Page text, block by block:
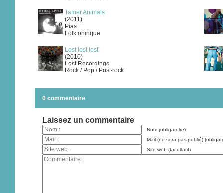
Tamer Animals
(2011)
Pias
Folk onirique
Lost lost lost
(2010)
Lost Recordings
Rock / Pop / Post-rock
0 commentaire
Laissez un commentaire
Nom (obligatoire)
Mail (ne sera pas publié)
Site web (facultatif)